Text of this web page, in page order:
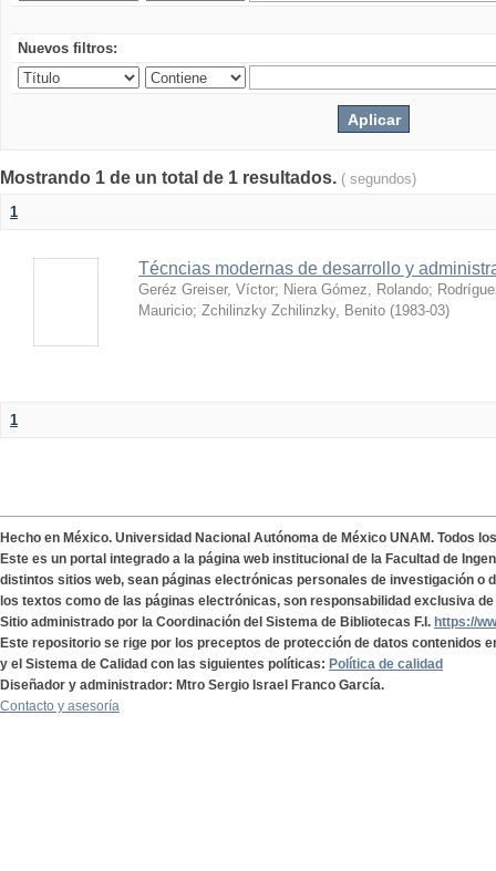
Nuevos filtros:
Mostrando 1 de un total de 1 resultados. ( segundos)
1
Técncias modernas de desarrollo y
Geréz Greiser, Víctor; Niera Gómez, Rolando;
Mauricio; Zchilinzky Zchilinzky, Benito (1983-03)
1
Hecho en México. Universidad Nacional Autónoma de México UNAM. Todos
Este es un portal integrado a la página web institucional de la Facultad de
distintos sitios web, sean páginas electrónicas personales de investigación o
los textos como de las páginas electrónicas, son responsabilidad exclusiva
Sitio administrado por la Coordinación del Sistema de Bibliotecas F.I. https://
Este repositorio se rige por los preceptos de protección de datos contenidos
y el Sistema de Calidad con las siguientes políticas: Política de calidad
Diseñador y administrador: Mtro Sergio Israel Franco García.
Contacto y asesoría